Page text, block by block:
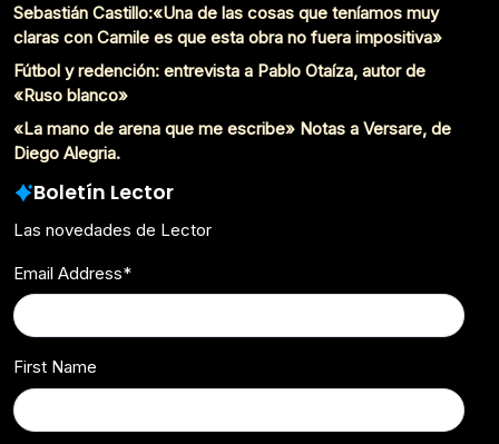
Sebastián Castillo:«Una de las cosas que teníamos muy
claras con Camile es que esta obra no fuera impositiva»
Fútbol y redención: entrevista a Pablo Otaíza, autor de
«Ruso blanco»
«La mano de arena que me escribe» Notas a Versare, de
Diego Alegria.
Boletín Lector
Las novedades de Lector
Email Address*
First Name